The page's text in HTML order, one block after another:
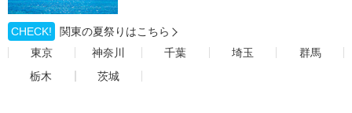
CHECK!
関東の夏祭りはこちら
東京
神奈川 千葉 埼玉
群馬
栃木
茨城